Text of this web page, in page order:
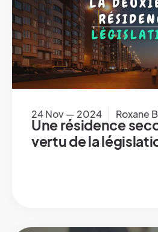
24 Nov — 2024 Roxane
Une résidence
vertu de la